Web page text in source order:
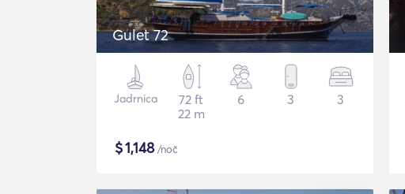
Gulet 72
Jadrnica
72 ft
22 m
6 3 3
$1,148/noč